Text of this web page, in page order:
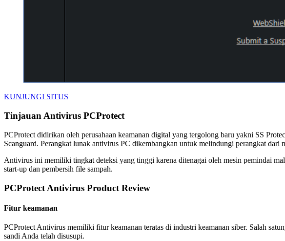
KUNJUNGI SITUS
Tinjauan Antivirus PCProtect
PCProtect didirikan oleh perusahaan keamanan digital yang tergolong baru yakni SS
Scanguard. Perangkat lunak antivirus PC dikembangkan untuk melindungi perangkat
Antivirus ini memiliki tingkat deteksi yang tinggi karena ditenagai oleh mesin pemindai
start-up dan pembersih file sampah.
PCProtect Antivirus Product Review
Fitur keamanan
PCProtect Antivirus memiliki fitur keamanan teratas di industri keamanan siber. Salah
sandi Anda telah disusupi.